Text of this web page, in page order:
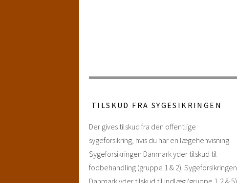
TILSKUD FRA SYGESIKRINGEN
Der gives tilskud fra den offentlige
sygeforsikring, hvis du har en lægehenvisning.
Sygeforsikringen Danmark yder tilskud til
fodbehandling (gruppe 1 & 2). Sygeforsikringen
Danmark yder tilskud til indlæg (gruppe 1,2 & 5).